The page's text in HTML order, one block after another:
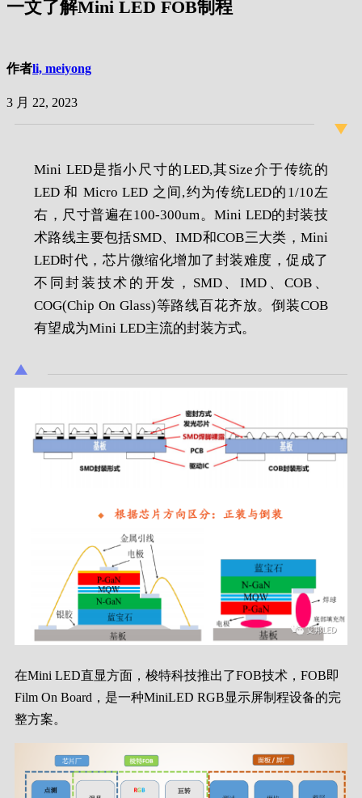
一文了解Mini LED FOB制程
作者li, meiyong
3 月 22, 2023
Mini LED是指小尺寸的LED,其Size介于传统的
LED 和 Micro LED 之间,约为传统LED的1/10左
右，尺寸普遍在100-300um。Mini LED的封装技
术路线主要包括SMD、IMD和COB三大类，Mini
LED时代，芯片微缩化增加了封装难度，促成了
不同封装技术的开发，SMD、IMD、COB、
COG(Chip On Glass)等路线百花齐放。倒装COB
有望成为Mini LED主流的封装方式。
在Mini LED直显方面，梭特科技推出了FOB技术，FOB即
Film On Board，是一种MiniLED RGB显示屏制程设备的完
整方案。